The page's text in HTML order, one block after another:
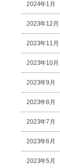
2024年1月
2023年12月
2023年11月
2023年10月
2023年9月
2023年8月
2023年7月
2023年6月
2023年5月